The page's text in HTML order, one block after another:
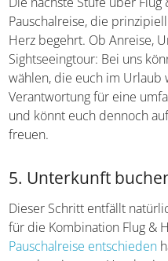
Anreise zum
Die nächste Stufe über
Pauschalreise, die
das Herz begehrt. Ob
oder Sightseeingtour: Bei
Komponenten wählen, die
Planung einfach ab und
5. Unterkunft